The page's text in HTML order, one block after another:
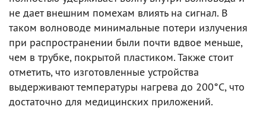
не дает внешним помехам влиять на сигнал. В
таком волноводе минимальные потери излучения
при распространении были почти вдвое меньше,
чем в трубке, покрытой пластиком. Также стоит
отметить, что изготовленные устройства
выдерживают температуры нагрева до 200°C, что
достаточно для медицинских приложений.